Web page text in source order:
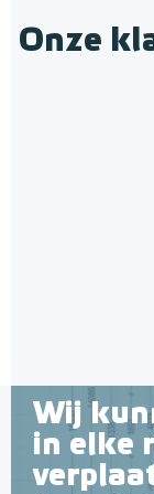
Onze
Wij
in elke